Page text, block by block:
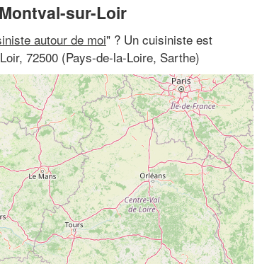
sur-Loir
autour de moi" ? Un cuisiniste est
72500 (Pays-de-la-Loire, Sarthe)